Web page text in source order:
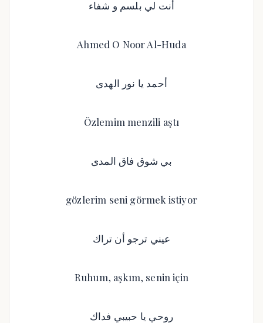
أنت لي بلسم و شفاء
Ahmed O Noor Al-Huda
أحمد يا نور الهدى
Özlemim menzili aştı
بي شوق فاق المدى
gözlerim seni görmek istiyor
عيني ترجو أن تراك
Ruhum, aşkım, senin için
روحي يا حبيبي فداك